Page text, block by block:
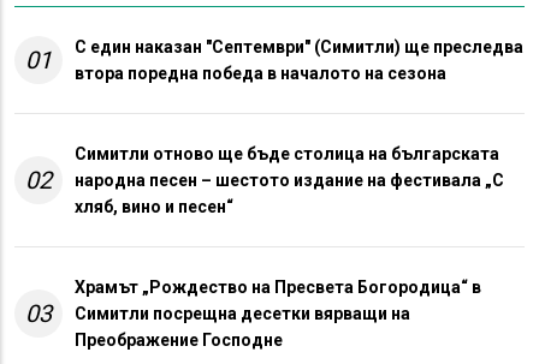
01
С един наказан "Септември" (Симитли) ще преследва
втора поредна победа в началото на сезона
02
Симитли отново ще бъде столица на българската
народна песен – шестото издание на фестивала „С
хляб, вино и песен“
03
Храмът „Рождество на Пресвета Богородица“ в
Симитли посрещна десетки вярващи на
Преображение Господне